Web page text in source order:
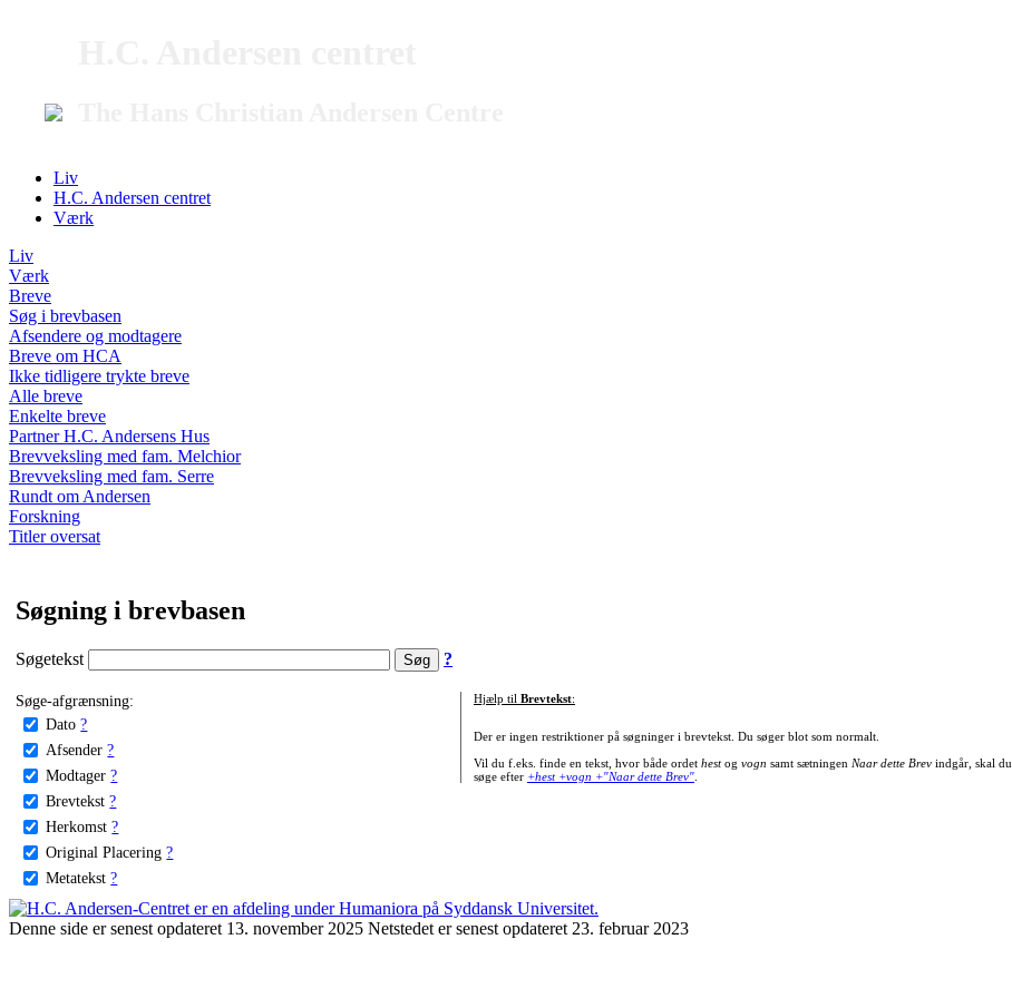
Liv
H.C. Andersen centret
Værk
Liv
Værk
Breve
Søg i brevbasen
Afsendere og modtagere
Breve om HCA
Ikke tidligere trykte breve
Alle breve
Enkelte breve
Partner H.C. Andersens Hus
Brevveksling med fam. Melchior
Brevveksling med fam. Serre
Rundt om Andersen
Forskning
Titler oversat
Søgning i brevbasen
Søgetekst ?
Søge-afgrænsning:
Dato ?
Afsender ?
Modtager ?
Brevtekst ?
Herkomst ?
Original Placering ?
Metatekst ?
Hjælp til Brevtekst:
Der er ingen restriktioner på søgninger i brevtekst. Du søger blot som normalt.
Vil du f.eks. finde en tekst, hvor både ordet hestog vogn samt sætningen Naar dette Brevindgår, skal du
søge efter +hest +vogn +"Naar dette Brev".
Denne side er senest opdateret 13. november 2025 Netstedet er senest opdateret 23. februar 2023